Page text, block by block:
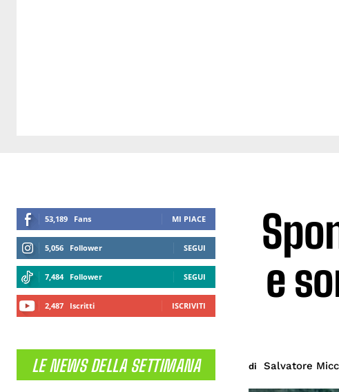
53,189 Fans MI PIACE
5,056 Follower SEGUI
7,484 Follower SEGUI
2,487 Iscritti ISCRIVITI
LE NEWS DELLA SETTIMANA
e
di Salvatore